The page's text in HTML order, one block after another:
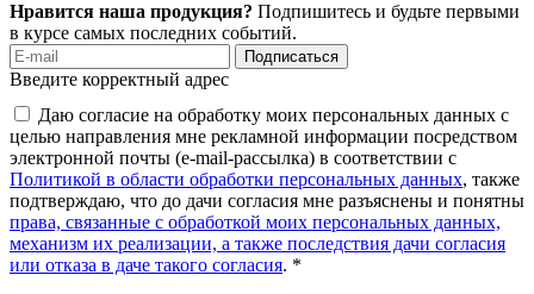
Нравится наша продукция? Подпишитесь и будьте первыми
в курсе самых последних событий.
Подписаться
Введите корректный адрес
Даю согласие на обработку моих персональных данных с
целью направления мне рекламной информации посредством
электронной почты (e-mail-рассылка) в соответствии с
Политикой в области обработки персональных данных, также
подтверждаю, что до дачи согласия мне разъяснены и понятны
права, связанные с обработкой моих персональных данных,
механизм их реализации, а также последствия дачи согласия
или отказа в даче такого согласия. *